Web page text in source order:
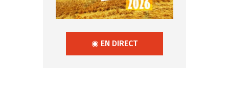
◉ EN DIRECT